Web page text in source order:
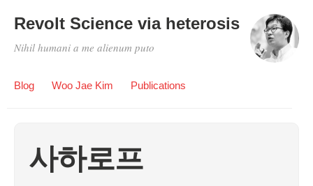
Revolt Science via heterosis
Nihil humani a me alienum puto
Blog Woo Jae Kim Publications
사하로프